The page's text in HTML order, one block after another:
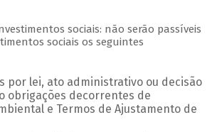
sociais: não serão passíveis
sociais os seguintes
por lei, ato administrativo ou decisão
obrigações decorrentes de
e Termos de Ajustamento de